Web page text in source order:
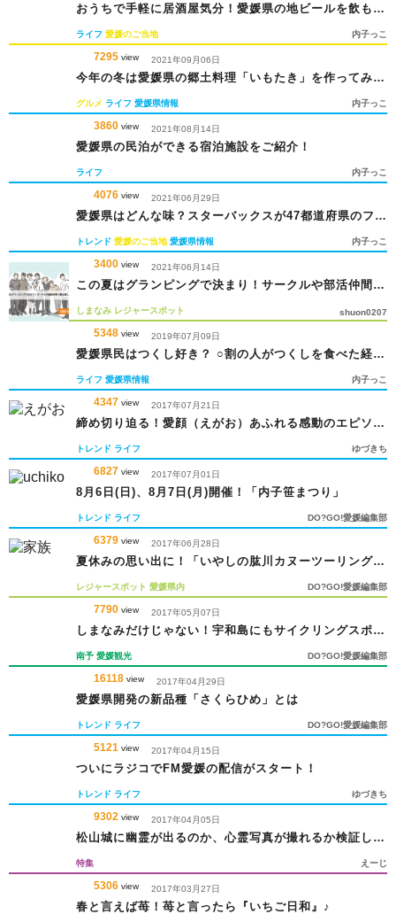
おうちで手軽に居酒屋気分！愛媛県の地ビールを飲もう
ライフ 愛媛のご当地 内子っこ
7295 view 2021年09月06日
今年の冬は愛媛県の郷土料理「いもたき」を作ってみよ
グルメ ライフ 愛媛県情報 内子っこ
3860 view 2021年08月14日
愛媛県の民泊ができる宿泊施設をご紹介！
ライフ 内子っこ
4076 view 2021年06月29日
愛媛県はどんな味？スターバックスが47都道府県のフラ
トレンド 愛媛のご当地 愛媛県情報 内子っこ
3400 view 2021年06月14日
この夏はグランピングで決まり！サークルや部活仲間で
しまなみ レジャースポット shuon0207
5348 view 2019年07月09日
愛媛県民はつくし好き？ ○割の人がつくしを食べた経験
ライフ 愛媛県情報 内子っこ
4347 view 2017年07月21日
締め切り迫る！愛顔（えがお）あふれる感動のエピソー
トレンド ライフ ゆづきち
6827 view 2017年07月01日
8月6日(日)、8月7日(月)開催！「内子笹まつり」
トレンド ライフ DO?GO!愛媛編集部
6379 view 2017年06月28日
夏休みの思い出に！「いやしの肱川カヌーツーリング」
レジャースポット 愛媛県内 DO?GO!愛媛編集部
7790 view 2017年05月07日
しまなみだけじゃない！宇和島にもサイクリングスポッ
南予 愛媛観光 DO?GO!愛媛編集部
16118 view 2017年04月29日
愛媛県開発の新品種「さくらひめ」とは
トレンド ライフ DO?GO!愛媛編集部
5121 view 2017年04月15日
ついにラジコでFM愛媛の配信がスタート！
トレンド ライフ ゆづきち
9302 view 2017年04月05日
松山城に幽霊が出るのか、心霊写真が撮れるか検証して
特集 えーじ
5306 view 2017年03月27日
春と言えば苺！苺と言ったら『いちご日和』♪